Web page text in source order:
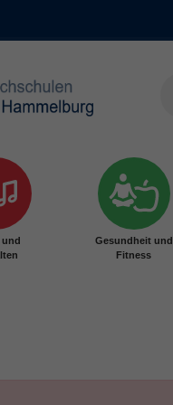
Gesundheit und
Fitness